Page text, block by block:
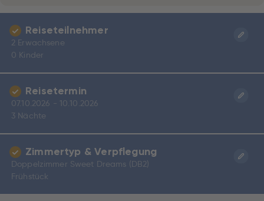
Reiseteilnehmer
2 Erwachsene
0 Kinder
Reisetermin
07.10.2026 - 10.10.2026
3 Nächte
Zimmertyp & Verpflegung
Doppelzimmer Sweet Dreams (DB2)
Frühstück